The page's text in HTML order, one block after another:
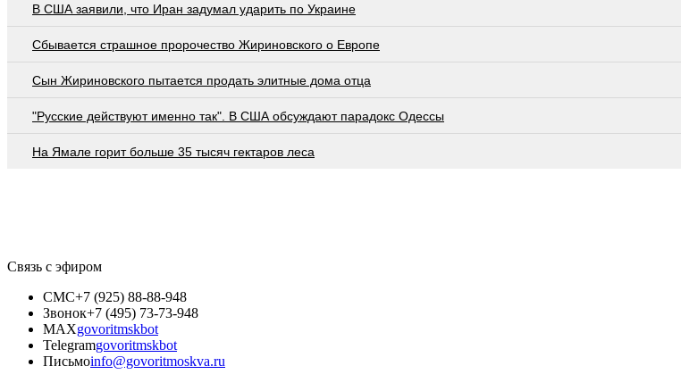
В США заявили, что Иран задумал ударить по Украине
Сбывается страшное пророчество Жириновского о Европе
Сын Жириновского пытается продать элитные дома отца
"Русские действуют именно так". В США обсуждают парадокс Одессы
На Ямале горит больше 35 тысяч гектаров леса
Связь с эфиром
СМС+7 (925) 88-88-948
Звонок+7 (495) 73-73-948
MAXgovoritmskbot
Telegramgovoritmskbot
Письмоinfo@govoritmoskva.ru